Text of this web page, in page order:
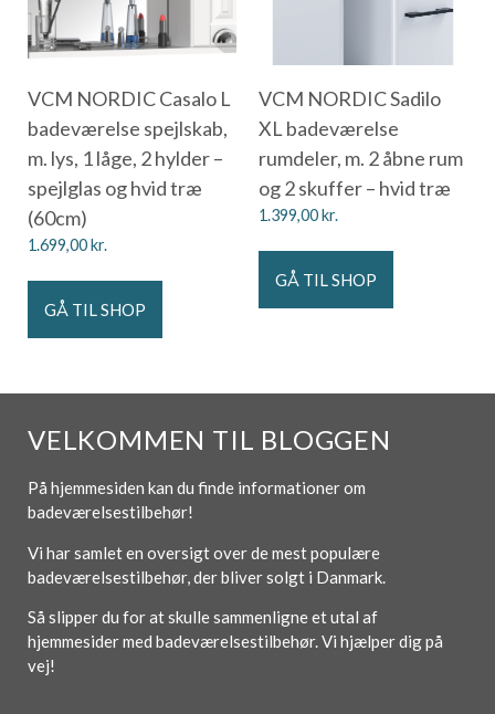
VCM NORDIC Casalo L
badeværelse spejlskab,
m. lys, 1 låge, 2 hylder –
spejlglas og hvid træ
(60cm)
1.699,00kr.
GÅ TIL SHOP
VCM NORDIC Sadilo
XL badeværelse
rumdeler, m. 2 åbne rum
og 2 skuffer – hvid træ
1.399,00kr.
GÅ TIL SHOP
VELKOMMEN TIL BLOGGEN
På hjemmesiden kan du finde informationer om
badeværelsestilbehør!
Vi har samlet en oversigt over de mest populære
badeværelsestilbehør, der bliver solgt i Danmark.
Så slipper du for at skulle sammenligne et utal af
hjemmesider med badeværelsestilbehør. Vi hjælper dig på
vej!